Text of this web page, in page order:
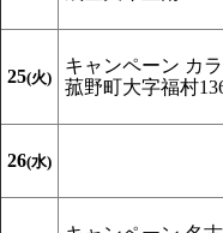
25(火)
キャンペーン カ
菰野町大字福村
26(水)